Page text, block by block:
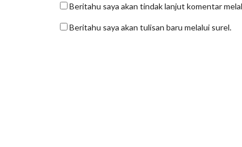
Beritahu saya akan tindak lanjut komentar
Beritahu saya akan tulisan baru melalui surel.